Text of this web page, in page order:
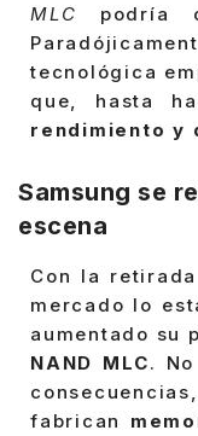
MLC podría
tecnológica
que, hasta
rendimiento y
Samsung se
escena
Con la
mercado lo
aumentado su
NAND MLC.
fabrican